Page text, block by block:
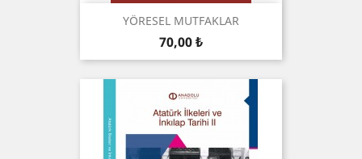
YÖRESEL MUTFAKLAR
Preis
70,00 ₺